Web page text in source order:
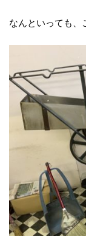
なんといっても、